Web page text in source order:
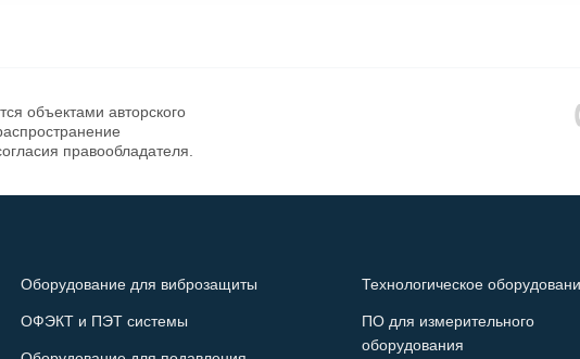
объектами авторского
правообладателя.
Оборудование для виброзащиты
ОФЭКТ и ПЭТ системы
Технологическое
ПО для измерительного
оборудования